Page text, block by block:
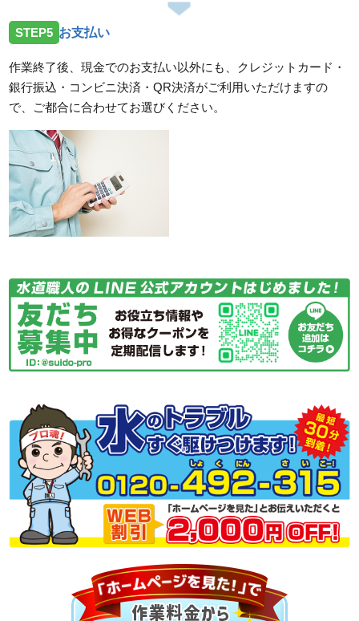
STEP5 お支払い
作業終了後、現金でのお支払い以外にも、クレジットカード・
銀行振込・コンビニ決済・QR決済がご利用いただけますの
で、ご都合に合わせてお選びください。